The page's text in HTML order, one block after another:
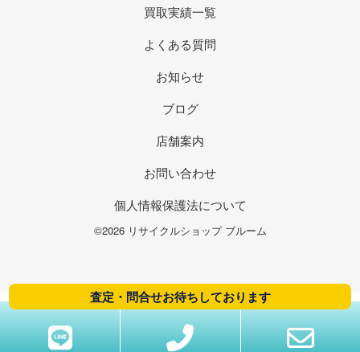
買取実績一覧
よくある質問
お知らせ
ブログ
店舗案内
お問い合わせ
個人情報保護法について
©2026 リサイクルショップ ブルーム
査定・問合せお待ちしております